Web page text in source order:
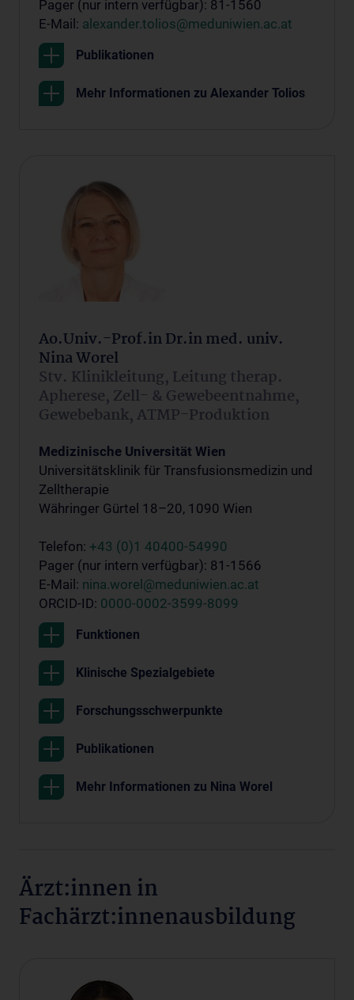
Pager (nur intern verfügbar): 81-1560
E-Mail: alexander.tolios@meduniwien.ac.at
Publikationen
Mehr Informationen zu Alexander Tolios
Ao.Univ.-Prof.in Dr.in med. univ.
Nina Worel
Stv. Klinikleitung, Leitung therap.
Apherese, Zell- & Gewebeentnahme,
Gewebebank, ATMP-Produktion
Medizinische Universität Wien
Universitätsklinik für Transfusionsmedizin und
Zelltherapie
Währinger Gürtel 18–20, 1090 Wien
Telefon: +43 (0)1 40400-54990
Pager (nur intern verfügbar): 81-1566
E-Mail: nina.worel@meduniwien.ac.at
ORCID-ID: 0000-0002-3599-8099
Funktionen
Klinische Spezialgebiete
Forschungsschwerpunkte
Publikationen
Mehr Informationen zu Nina Worel
Ärzt:innen in
Fachärzt:innenausbildung